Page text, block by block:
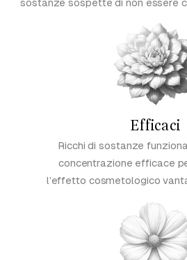
Efficaci
Ricchi di sostanze
concentrazione efficace
l’effetto cosmetologico